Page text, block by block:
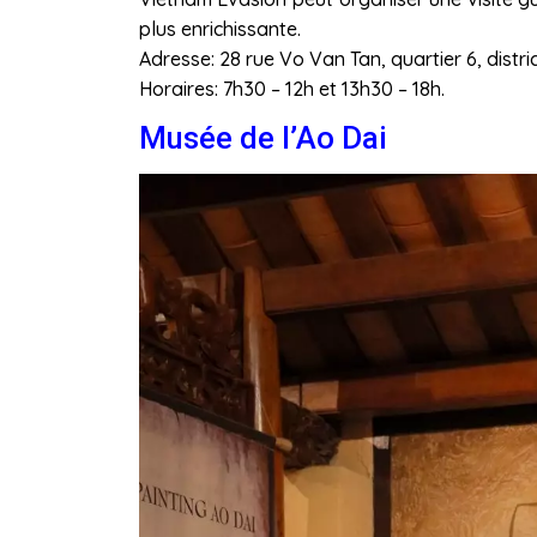
plus enrichissante.
Adresse: 28 rue Vo Van Tan, quartier 6,
Horaires: 7h30 – 12h et 13h30 – 18h.
Musée de l’Ao Dai